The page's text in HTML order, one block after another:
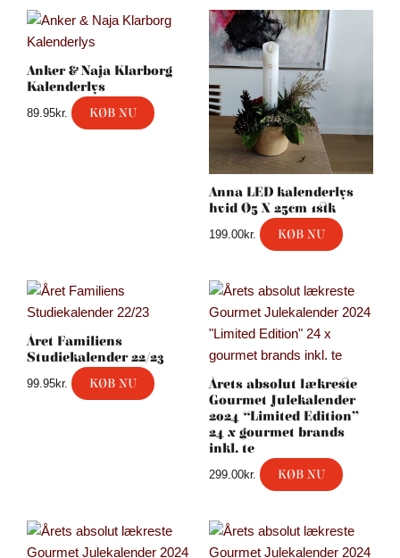
Anker & Naja Klarborg
Kalenderlys
89.95kr. KØB NU
Anna LED kalenderlys
hvid Ø5 X 25cm 1stk
199.00kr. KØB NU
Året Familiens
Studiekalender 22/23
99.95kr. KØB NU
Årets absolut lækreste
Gourmet Julekalender
2024 “Limited Edition”
24 x gourmet brands
inkl. te
299.00kr. KØB NU